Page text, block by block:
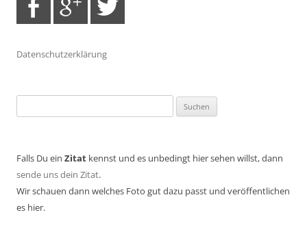
Datenschutzerklärung
nach:
Falls Du ein Zitat kennst und es unbedingt hier sehen willst, dann
sende uns dein Zitat.
Wir schauen dann welches Foto gut dazu passt und veröffentlichen
es hier.